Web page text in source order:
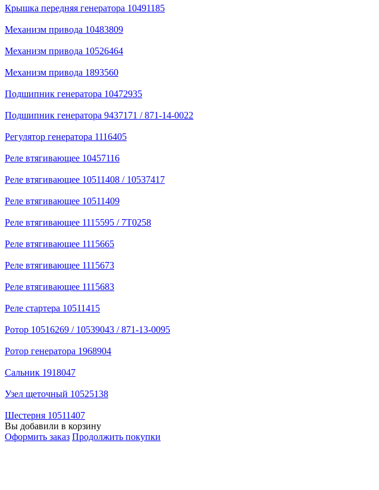
Крышка передняя генератора 10491185
Механизм привода 10483809
Механизм привода 10526464
Механизм привода 1893560
Подшипник генератора 10472935
Подшипник генератора 9437171 / 871-14-0022
Регулятор генератора 1116405
Реле втягивающее 10457116
Реле втягивающее 10511408 / 10537417
Реле втягивающее 10511409
Реле втягивающее 1115595 / 7T0258
Реле втягивающее 1115665
Реле втягивающее 1115673
Реле втягивающее 1115683
Реле стартера 10511415
Ротор 10516269 / 10539043 / 871-13-0095
Ротор генератора 1968904
Сальник 1918047
Узел щеточный 10525138
Шестерня 10511407
Вы добавили в корзину
Оформить заказ Продолжить покупки